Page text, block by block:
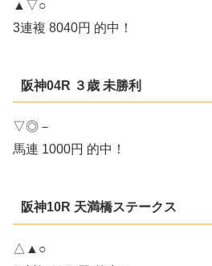
▲▽○
3連複 8040円 的中！
阪神04R ３歳 未勝利
▽◎－
馬連 1000円 的中！
阪神10R 天満橋ステークス
△▲○